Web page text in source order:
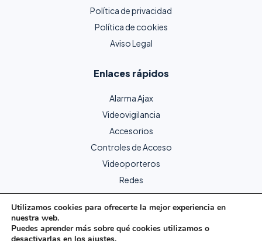
Política de privacidad
Política de cookies
Aviso Legal
Enlaces rápidos
Alarma Ajax
Videovigilancia
Accesorios
Controles de Acceso
Videoporteros
Redes
Copyright © 2024 Protecme Seguridad. Todos los derechos
reservados.
Utilizamos cookies para ofrecerte la mejor experiencia en
nuestra web.
Puedes aprender más sobre qué cookies utilizamos o